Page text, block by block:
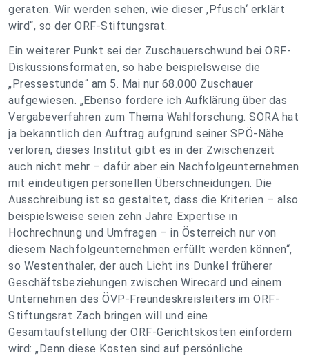
geraten. Wir werden sehen, wie dieser ‚Pfusch‘ erklärt
wird“, so der ORF-Stiftungsrat.
Ein weiterer Punkt sei der Zuschauerschwund bei ORF-
Diskussionsformaten, so habe beispielsweise die
„Pressestunde“ am 5. Mai nur 68.000 Zuschauer
aufgewiesen. „Ebenso fordere ich Aufklärung über das
Vergabeverfahren zum Thema Wahlforschung. SORA hat
ja bekanntlich den Auftrag aufgrund seiner SPÖ-Nähe
verloren, dieses Institut gibt es in der Zwischenzeit
auch nicht mehr – dafür aber ein Nachfolgeunternehmen
mit eindeutigen personellen Überschneidungen. Die
Ausschreibung ist so gestaltet, dass die Kriterien – also
beispielsweise seien zehn Jahre Expertise in
Hochrechnung und Umfragen – in Österreich nur von
diesem Nachfolgeunternehmen erfüllt werden können“,
so Westenthaler, der auch Licht ins Dunkel früherer
Geschäftsbeziehungen zwischen Wirecard und einem
Unternehmen des ÖVP-Freundeskreisleiters im ORF-
Stiftungsrat Zach bringen will und eine
Gesamtaufstellung der ORF-Gerichtskosten einfordern
wird: „Denn diese Kosten sind auf persönliche